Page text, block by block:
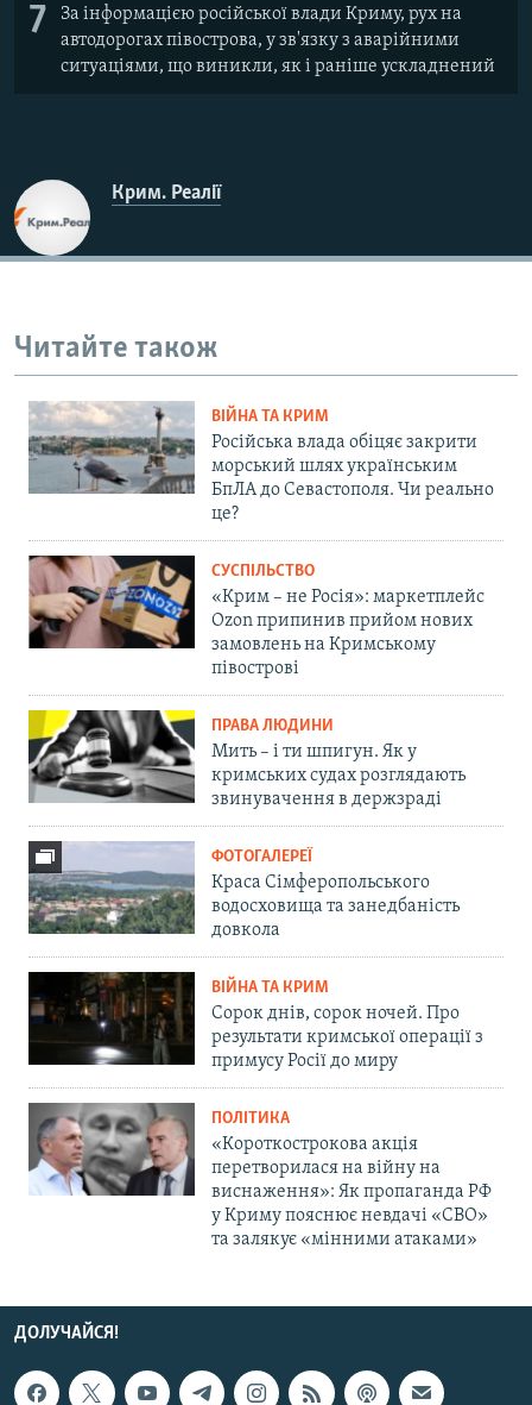
7
За інформацією російської влади Криму, рух на
автодорогах півострова, у зв'язку з аварійними
ситуаціями, що виникли, як і раніше ускладнений
Крим. Реалії
Читайте також
ВІЙНА ТА КРИМ
Російська влада обіцяє закрити
морський шлях українським
БпЛА до Севастополя. Чи реально
це?
СУСПІЛЬСТВО
«Крим – не Росія»: маркетплейс
Ozon припинив прийом нових
замовлень на Кримському
півострові
ПРАВА ЛЮДИНИ
Мить – і ти шпигун. Як у
кримських судах розглядають
звинувачення в держзраді
ФОТОГАЛЕРЕЇ
Краса Сімферопольського
водосховища та занедбаність
довкола
ВІЙНА ТА КРИМ
Сорок днів, сорок ночей. Про
результати кримської операції з
примусу Росії до миру
ПОЛІТИКА
«Короткострокова акція
перетворилася на війну на
виснаження»: Як пропаганда РФ
у Криму пояснює невдачі «СВО»
та залякує «мінними атаками»
ДОЛУЧАЙСЯ!